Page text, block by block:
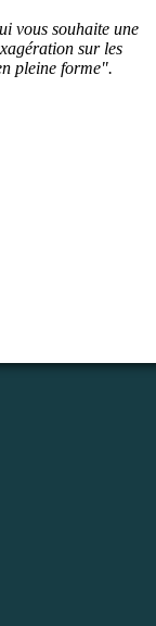
vous souhaite une
sur les
pleine forme".